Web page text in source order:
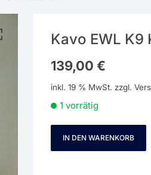
Kavo EWL K9
139,00 €
inkl. 19 % MwSt. zzgl.
1 vorrätig
Kavo
IN DEN WARENKORB